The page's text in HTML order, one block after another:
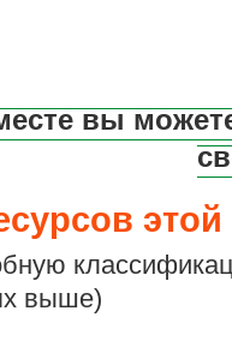
вы
этой
выше)